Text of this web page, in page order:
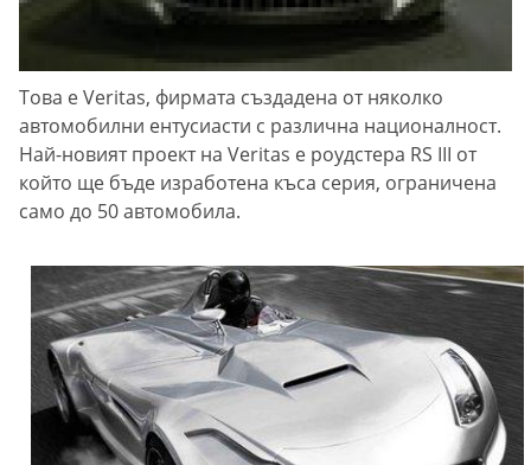
Това е Veritas, фирмата създадена от няколко
автомобилни ентусиасти с различна националност.
Най-новият проект на Veritas e роудстера RS III от
който ще бъде изработена къса серия, ограничена
само до 50 автомобила.